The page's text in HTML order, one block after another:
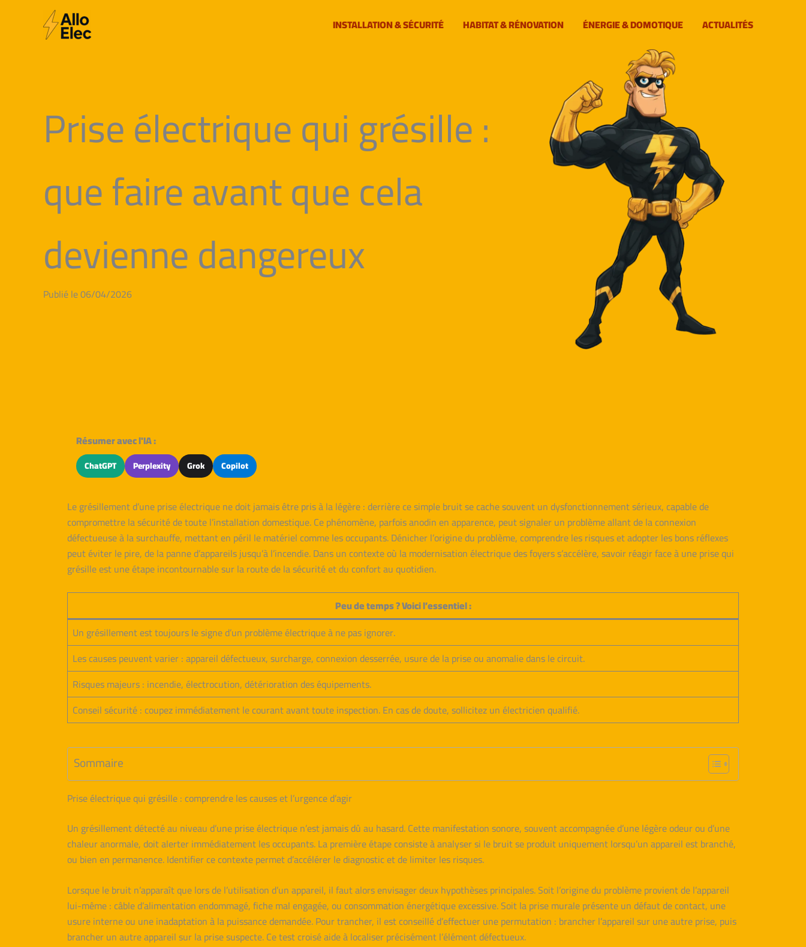
INSTALLATION & SÉCURITÉ HABITAT & RÉNOVATION ÉNERGIE & DOMOTIQUE ACTUALITÉS
Prise électrique qui grésille :
que faire avant que cela
devienne dangereux
Publié le 06/04/2026
Résumer avec l'IA :
ChatGPT Perplexity Grok Copilot
Le grésillement d’une prise électrique ne doit jamais être pris à la légère : derrière ce simple bruit se cache souvent un dysfonctionnement sérieux, capable de
compromettre la sécurité de toute l’installation domestique. Ce phénomène, parfois anodin en apparence, peut signaler un problème allant de la connexion
défectueuse à la surchauffe, mettant en péril le matériel comme les occupants. Dénicher l’origine du problème, comprendre les risques et adopter les bons réflexes
peut éviter le pire, de la panne d’appareils jusqu’à l’incendie. Dans un contexte où la modernisation électrique des foyers s’accélère, savoir réagir face à une prise qui
grésille est une étape incontournable sur la route de la sécurité et du confort au quotidien.
Peu de temps ? Voici l’essentiel :
Un grésillement est toujours le signe d’un problème électrique à ne pas ignorer.
Les causes peuvent varier : appareil défectueux, surcharge, connexion desserrée, usure de la prise ou anomalie dans le circuit.
Risques majeurs : incendie, électrocution, détérioration des équipements.
Conseil sécurité : coupez immédiatement le courant avant toute inspection. En cas de doute, sollicitez un électricien qualifié.
Sommaire
Prise électrique qui grésille : comprendre les causes et l’urgence d’agir
Un grésillement détecté au niveau d’une prise électrique n’est jamais dû au hasard. Cette manifestation sonore, souvent accompagnée d’une légère odeur ou d’une
chaleur anormale, doit alerter immédiatement les occupants. La première étape consiste à analyser si le bruit se produit uniquement lorsqu’un appareil est branché,
ou bien en permanence. Identifier ce contexte permet d’accélérer le diagnostic et de limiter les risques.
Lorsque le bruit n’apparaît que lors de l’utilisation d’un appareil, il faut alors envisager deux hypothèses principales. Soit l’origine du problème provient de l’appareil
lui-même : câble d’alimentation endommagé, fiche mal engagée, ou consommation énergétique excessive. Soit la prise murale présente un défaut de contact, une
usure interne ou une inadaptation à la puissance demandée. Pour trancher, il est conseillé d’effectuer une permutation : brancher l’appareil sur une autre prise, puis
brancher un autre appareil sur la prise suspecte. Ce test croisé aide à localiser précisément l’élément défectueux.